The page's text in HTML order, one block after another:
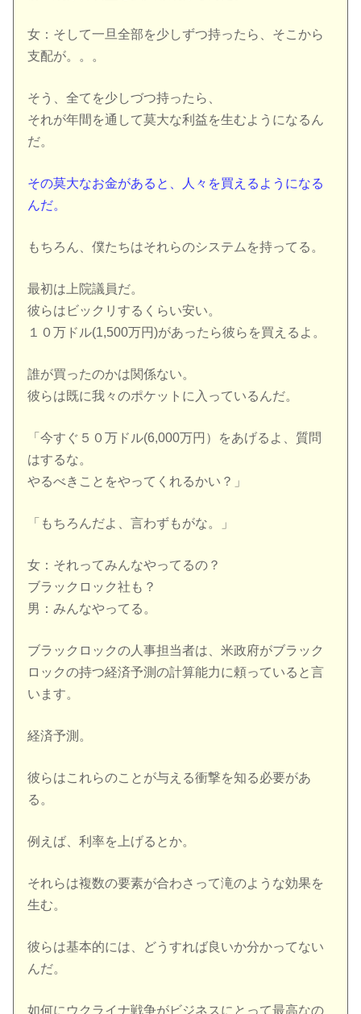
女：そして一旦全部を少しずつ持ったら、そこから
支配が。。。
そう、全てを少しづつ持ったら、
それが年間を通して莫大な利益を生むようになるん
だ。
その莫大なお金があると、人々を買えるようになる
んだ。
もちろん、僕たちはそれらのシステムを持ってる。
最初は上院議員だ。
彼らはビックリするくらい安い。
１０万ドル(1,500万円)があったら彼らを買えるよ。
誰が買ったのかは関係ない。
彼らは既に我々のポケットに入っているんだ。
「今すぐ５０万ドル(6,000万円）をあげるよ、質問
はするな。
やるべきことをやってくれるかい？」
「もちろんだよ、言わずもがな。」
女：それってみんなやってるの？
ブラックロック社も？
男：みんなやってる。
ブラックロックの人事担当者は、米政府がブラック
ロックの持つ経済予測の計算能力に頼っていると言
います。
経済予測。
彼らはこれらのことが与える衝撃を知る必要があ
る。
例えば、利率を上げるとか。
それらは複数の要素が合わさって滝のような効果を
生む。
彼らは基本的には、どうすれば良いか分かってない
んだ。
如何にウクライナ戦争がビジネスにとって最高なの